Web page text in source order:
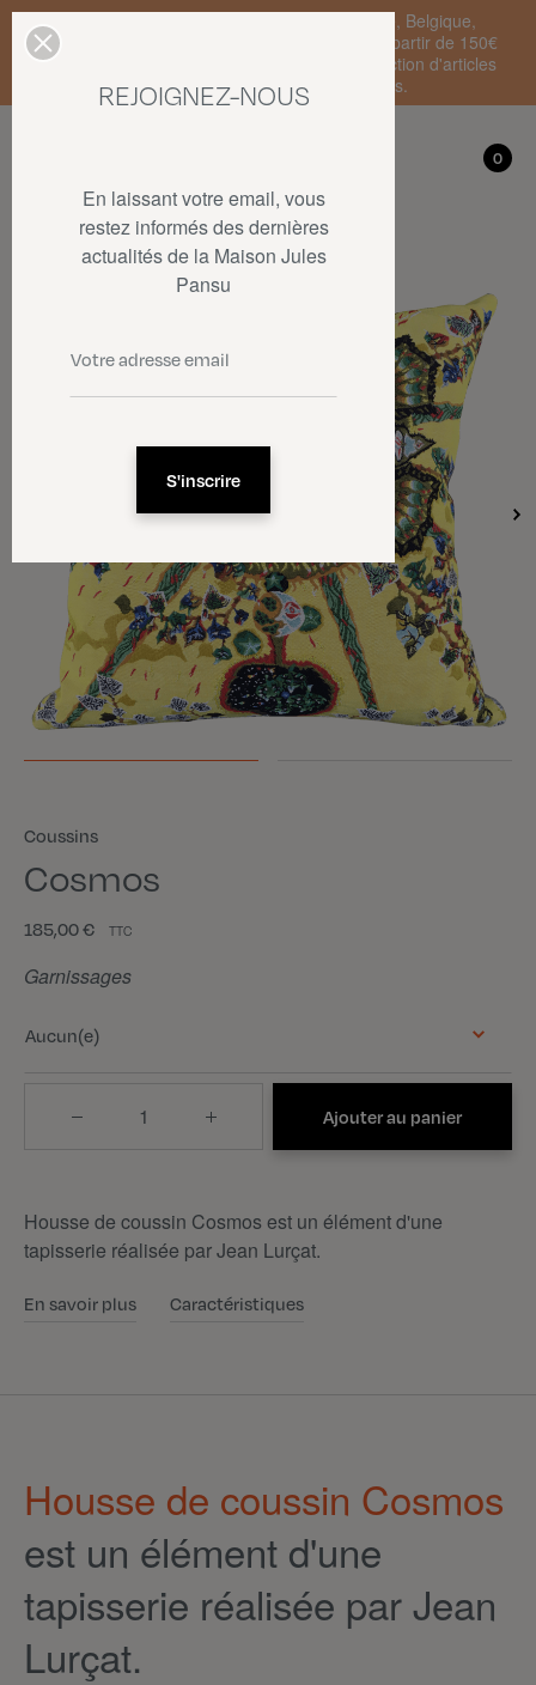
Livraison standard en France Métropolitaine, Belgique,
Luxembourg, Pays-Bas et Allemagne offerte à partir de 150€
d'achat • SOLDES : jusqu'à -50% sur une sélection d'articles
dans la limite des stocks disponibles.
0
Mon compte
0
Coussins
Cosmos
185,00 € TTC
Garnissages
Aucun(e)
Ajouter au panier
Housse de coussin Cosmos est un élément d'une
tapisserie réalisée par Jean Lurçat.
En savoir plus Caractéristiques
Housse de coussin Cosmos
est un élément d'une
tapisserie réalisée par Jean
Lurçat.
En laissant votre email, vous
restez informés des dernières
actualités de la Maison Jules
Pansu
REJOIGNEZ-NOUS